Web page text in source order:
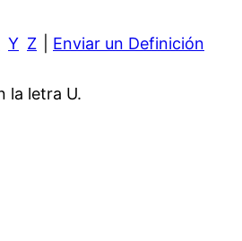
Y Z Enviar un Definición
la letra U.